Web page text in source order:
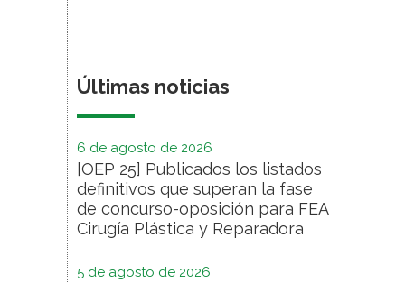
Últimas noticias
6 de agosto de 2026
[OEP 25] Publicados los listados
definitivos que superan la fase
de concurso-oposición para FEA
Cirugía Plástica y Reparadora
5 de agosto de 2026